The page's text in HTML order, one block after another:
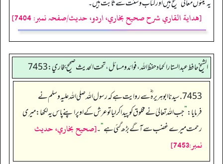
یہ تینوں معانی صحیح ہیں اور کتاب وسنت سے ثابت ہیں۔
[هداية القاري شرح صحيح بخاري، اردو، حدیث/صفحہ نمبر: 7404]
الشيخ حافط عبدالستار الحماد حفظ الله، فوائد و مسائل، تحت الحديث صحيح بخاري:7453
7453. سیدنا ابو ہریرہ ؓ سے روایت ہے کہ رسول اللہ صلی اللہ علیہ وسلم نے
فرمایا:”جب اللہ تعالیٰ نے مخلوق کو پیدا کرلیا تو عرش کے اوپر اپنے پاس یہ لکھا: میری
رحمت میرے غضب سے آگے بڑھ گئی ہے“۔[صحيح بخاري، حديث
نمبر:7453]